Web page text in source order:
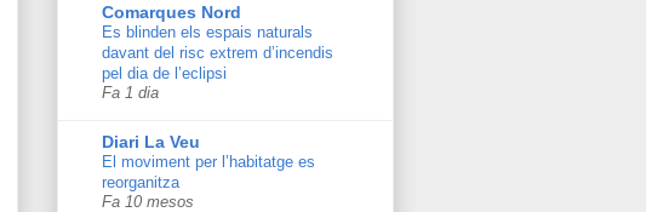
Comarques Nord
Es blinden els espais naturals
davant del risc extrem d’incendis
pel dia de l’eclipsi
Fa 1 dia
Diari La Veu
El moviment per l’habitatge es
reorganitza
Fa 10 mesos